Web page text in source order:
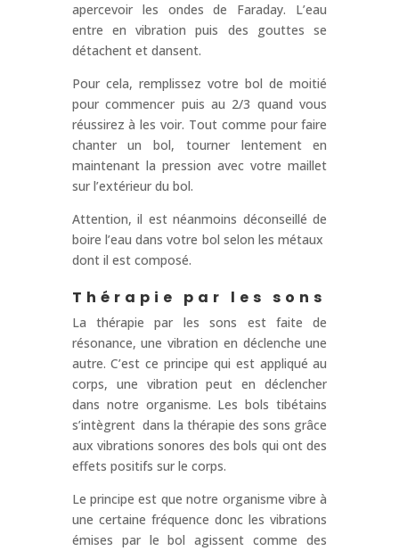
apercevoir les ondes de Faraday. L’eau
entre en vibration puis des gouttes se
détachent et dansent.
Pour cela, remplissez votre bol de moitié
pour commencer puis au 2/3 quand vous
réussirez à les voir. Tout comme pour faire
chanter un bol, tourner lentement en
maintenant la pression avec votre maillet
sur l’extérieur du bol.
Attention, il est néanmoins déconseillé de
boire l’eau dans votre bol selon les métaux
dont il est composé.
Thérapie par les sons
La thérapie par les sons est faite de
résonance, une vibration en déclenche une
autre. C’est ce principe qui est appliqué au
corps, une vibration peut en déclencher
dans notre organisme. Les bols tibétains
s’intègrent dans la thérapie des sons grâce
aux vibrations sonores des bols qui ont des
effets positifs sur le corps.
Le principe est que notre organisme vibre à
une certaine fréquence donc les vibrations
émises par le bol agissent comme des